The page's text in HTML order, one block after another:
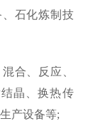
石化炼制技
合、反应、
晶、换热传
产设备等;